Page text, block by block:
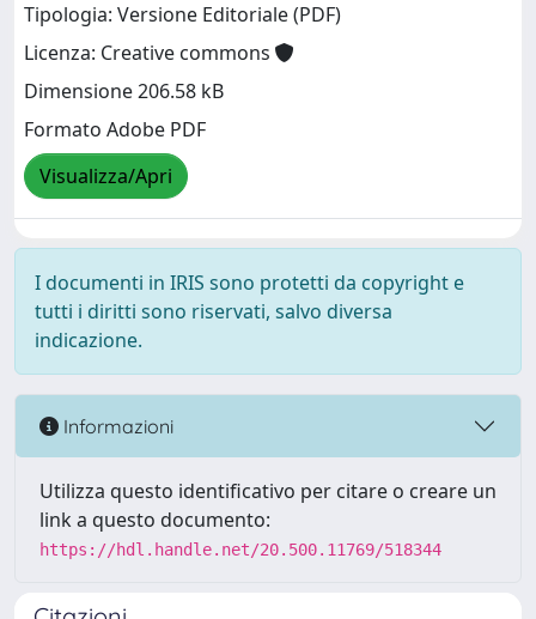
Tipologia: Versione Editoriale (PDF)
Licenza: Creative commons
Dimensione 206.58 kB
Formato Adobe PDF
Visualizza/Apri
I documenti in IRIS sono protetti da copyright e
tutti i diritti sono riservati, salvo diversa
indicazione.
Informazioni
Utilizza questo identificativo per citare o creare un
link a questo documento:
https://hdl.handle.net/20.500.11769/518344